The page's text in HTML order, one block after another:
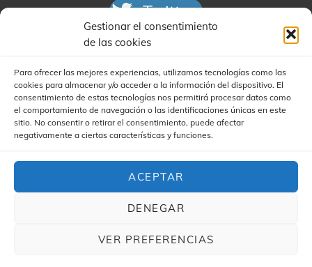
Gestionar el consentimiento
de las cookies
Para ofrecer las mejores experiencias, utilizamos tecnologías como las
cookies para almacenar y/o acceder a la información del dispositivo. El
consentimiento de estas tecnologías nos permitirá procesar datos como
el comportamiento de navegación o las identificaciones únicas en este
sitio. No consentir o retirar el consentimiento, puede afectar
negativamente a ciertas características y funciones.
ACEPTAR
DENEGAR
VER PREFERENCIAS
Twitter
Correo electrónico
Buscar